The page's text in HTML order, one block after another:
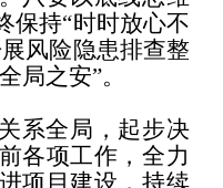
保持“时时放心不
风险隐患排查整
局之安”。
系全局，起步决
各项工作，全力
项目建设，持续